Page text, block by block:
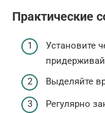
Практические
Установите
Выделяйте
Регулярно